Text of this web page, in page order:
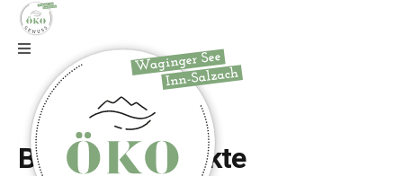
Zur Webseite
Beste Bioprodukte